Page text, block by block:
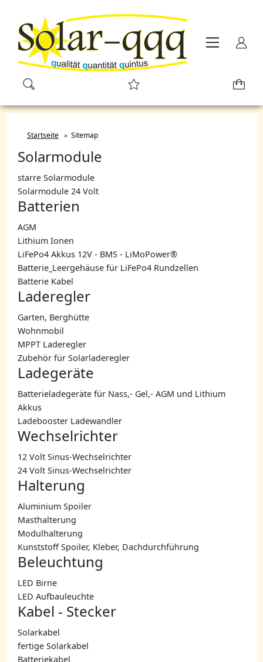
Startseite » Sitemap
Solarmodule
starre Solarmodule
Solarmodule 24 Volt
Batterien
AGM
Lithium Ionen
LiFePo4 Akkus 12V - BMS - LiMoPower®
Batterie_Leergehäuse für LiFePo4 Rundzellen
Batterie Kabel
Laderegler
Garten, Berghütte
Wohnmobil
MPPT Laderegler
Zubehör für Solarladeregler
Ladegeräte
Batterieladegeräte für Nass,- Gel,- AGM und Lithium
Akkus
Ladebooster Ladewandler
Wechselrichter
12 Volt Sinus-Wechselrichter
24 Volt Sinus-Wechselrichter
Halterung
Aluminium Spoiler
Masthalterung
Modulhalterung
Kunststoff Spoiler, Kleber, Dachdurchführung
Beleuchtung
LED Birne
LED Aufbauleuchte
Kabel - Stecker
Solarkabel
fertige Solarkabel
Batteriekabel